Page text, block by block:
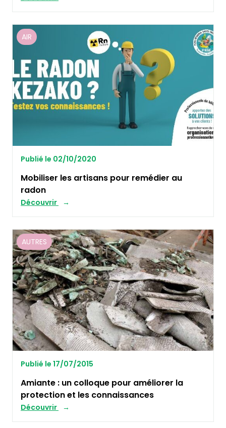
AIR
Publié le 02/10/2020
Mobiliser les artisans pour remédier au
radon
Découvrir
AUTRES
Publié le 17/07/2015
Amiante : un colloque pour améliorer la
protection et les connaissances
Découvrir